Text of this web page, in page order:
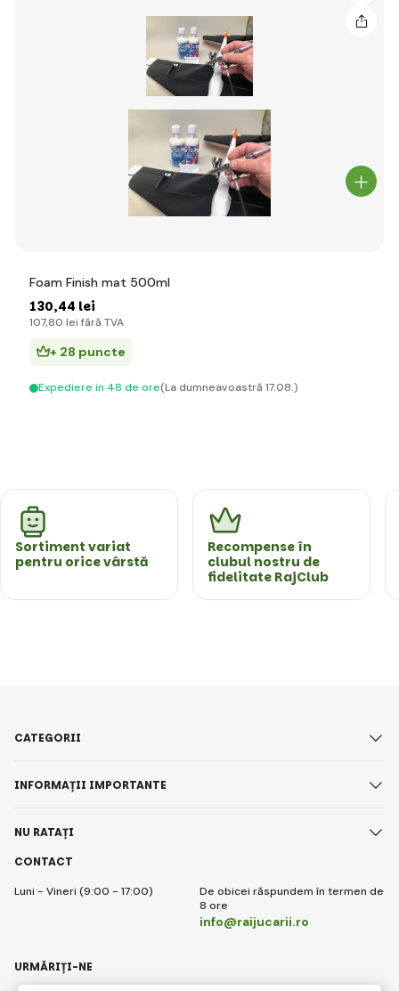
Foam Finish mat 500ml
130,44 lei
107,80 lei fără TVA
+ 28 puncte
Expediere in 48 de ore(La dumneavoastră 17.08.)
Sortiment variat
pentru orice vârstă
Recompense în
clubul nostru de
fidelitate RajClub
CONTACT
Luni - Vineri (9:00 - 17:00)
De obicei răspundem în termen de
8 ore
info@raijucarii.ro
CATEGORII
INFORMAȚII IMPORTANTE
NU RATAȚI
URMĂRIȚI-NE